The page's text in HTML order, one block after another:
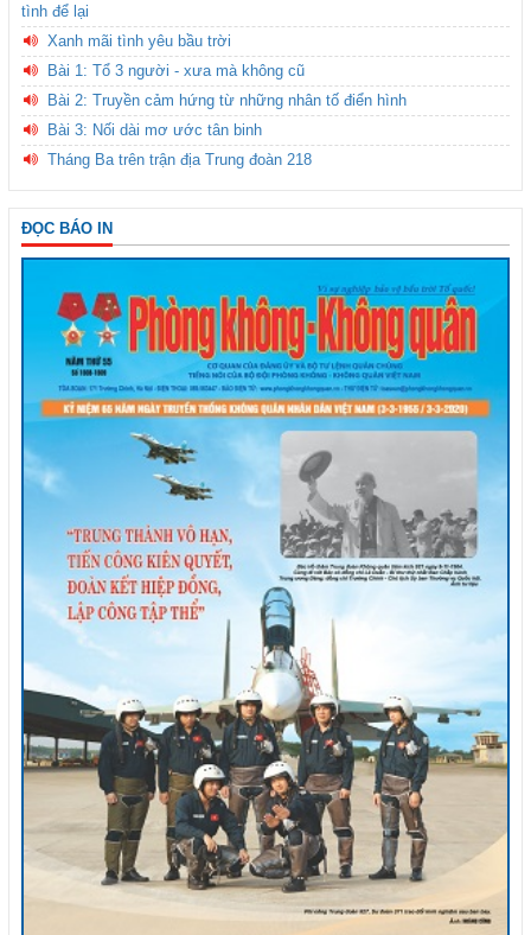
tình để lại
Xanh mãi tình yêu bầu trời
Bài 1: Tổ 3 người - xưa mà không cũ
Bài 2: Truyền cảm hứng từ những nhân tố điển hình
Bài 3: Nối dài mơ ước tân binh
Tháng Ba trên trận địa Trung đoàn 218
ĐỌC BÁO IN